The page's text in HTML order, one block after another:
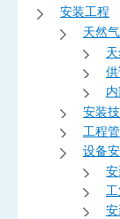
安装工程
天然
安装
工程
设备